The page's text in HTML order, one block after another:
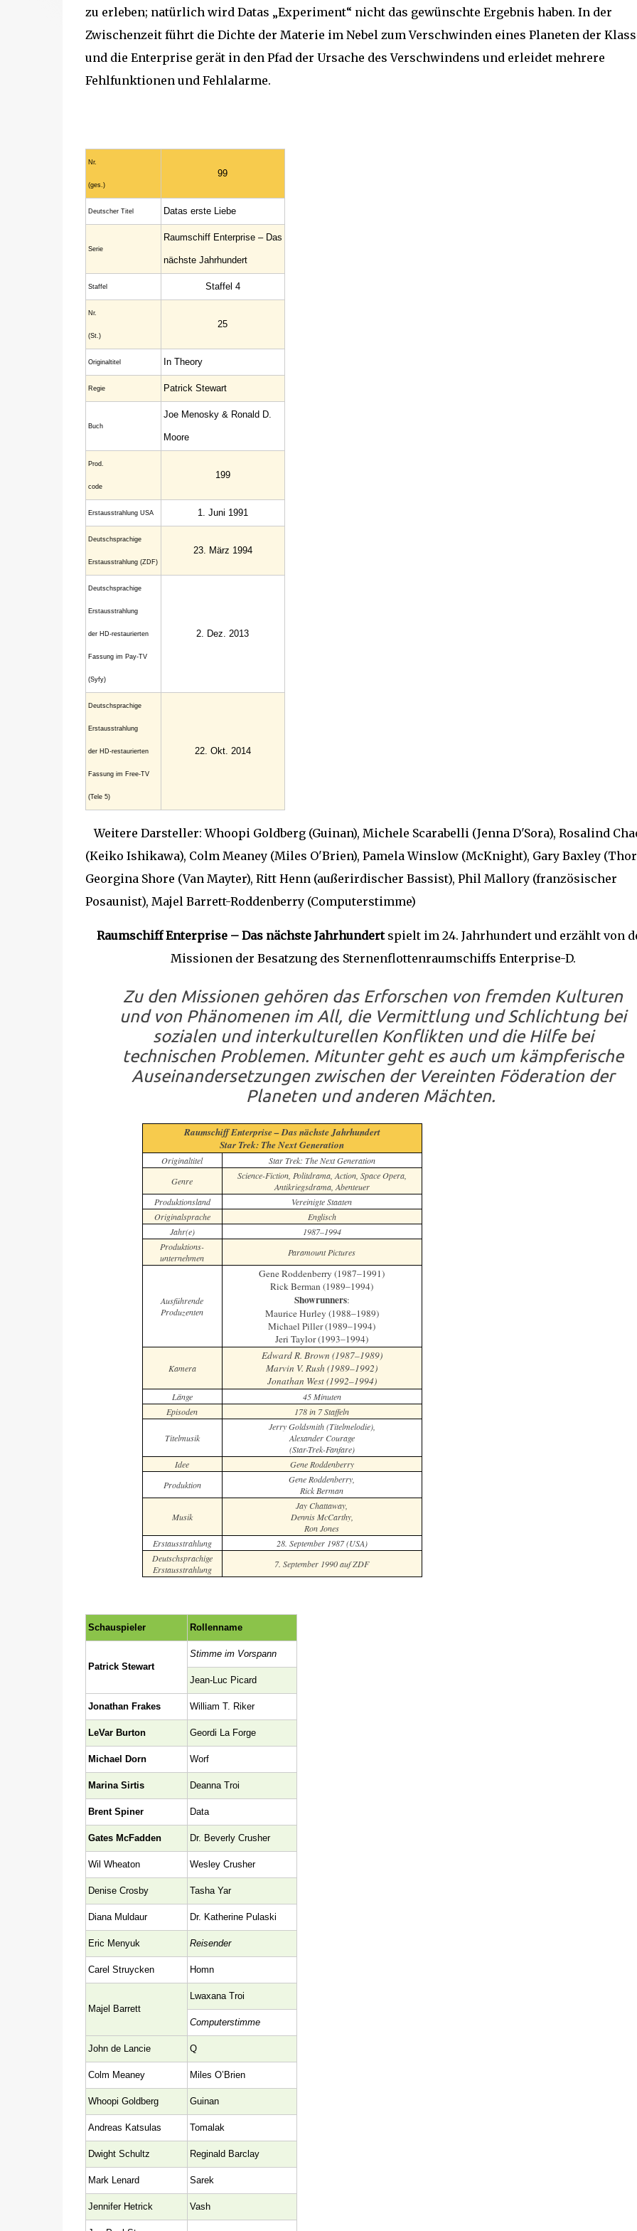
zu erleben; natürlich wird Datas „Experiment“ nicht das gewünschte Ergebnis haben. In der
Zwischenzeit führt die Dichte der Materie im Nebel zum Verschwinden eines Planeten der
und die Enterprise gerät in den Pfad der Ursache des Verschwindens und erleidet mehrere
Fehlfunktionen und Fehlalarme.
Nr.
(ges.)
99
Deutscher Titel Datas erste Liebe
Serie
Raumschiff Enterprise – Das
nächste Jahrhundert
Staffel Staffel 4
Nr.
(St.)
25
Original­titel In Theory
Regie Patrick Stewart
Buch
Joe Menosky & Ronald D.
Moore
Prod.
code
199
Erstaus­strahlung USA 1. Juni 1991
Deutsch­sprachige
Erstaus­strahlung (ZDF)
23. März 1994
Deutschsprachige
Erstausstrahlung
der HD-restaurierten
Fassung im Pay-TV
(Syfy)
2. Dez. 2013
Deutschsprachige
Erstausstrahlung
der HD-restaurierten
Fassung im Free-TV
(Tele 5)
22. Okt. 2014
Weitere Darsteller: Whoopi Goldberg (Guinan), Michele Scarabelli (Jenna D'Sora), Rosalind
(Keiko Ishikawa), Colm Meaney (Miles O'Brien), Pamela Winslow (McKnight), Gary Baxley
Georgina Shore (Van Mayter), Ritt Henn (außerirdischer Bassist), Phil Mallory (französischer
Posaunist), Majel Barrett-Roddenberry (Computerstimme)
Raumschiff Enterprise – Das nächste Jahrhundertspielt im 24. Jahrhundert und erzählt von
Missionen der Besatzung des Sternenflottenraumschiffs Enterprise-D.
Zu den Missionen gehören das Erforschen von fremden Kulturen
und von Phänomenen im All, die Vermittlung und Schlichtung bei
sozialen und interkulturellen Konflikten und die Hilfe bei
technischen Problemen. Mitunter geht es auch um kämpferische
Auseinandersetzungen zwischen der Vereinten Föderation der
Planeten und anderen Mächten.
Raumschiff Enterprise – Das nächste Jahrhundert
Star Trek: The Next Generation
Originaltitel
Star Trek: The Next Generation
Genre
Science-Fiction, Politdrama, Action, Space Opera,
Antikriegsdrama, Abenteuer
Produktionsland
Vereinigte Staaten
Originalsprache
Englisch
Jahr(e)
1987–1994
Produktions-
unternehmen
Paramount Pictures
Ausführende
Produzenten
Gene Roddenberry (1987–1991)
Rick Berman (1989–1994)
Showrunners:
Maurice Hurley (1988–1989)
Michael Piller (1989–1994)
Jeri Taylor (1993–1994)
Kamera
Edward R. Brown (1987–1989)
Marvin V. Rush (1989–1992)
Jonathan West (1992–1994)
Länge
45 Minuten
Episoden
178 in 7 Staffeln
Titelmusik
Jerry Goldsmith (Titelmelodie),
Alexander Courage
(Star-Trek-Fanfare)
Idee
Gene Roddenberry
Produktion
Gene Roddenberry,
Rick Berman
Musik
Jay Chattaway,
Dennis McCarthy,
Ron Jones
Erstausstrahlung
28. September 1987 (USA)
Deutschsprachige
Erstausstrahlung
7. September 1990 auf ZDF
Schauspieler Rollenname
Patrick Stewart
Stimme im Vorspann
Jean-Luc Picard
Jonathan Frakes William T. Riker
LeVar Burton Geordi La Forge
Michael Dorn Worf
Marina Sirtis Deanna Troi
Brent Spiner Data
Gates McFadden Dr. Beverly Crusher
Wil Wheaton Wesley Crusher
Denise Crosby Tasha Yar
Diana Muldaur Dr. Katherine Pulaski
Eric Menyuk Reisender
Carel Struycken Homn
Majel Barrett
Lwaxana Troi
Computerstimme
John de Lancie Q
Colm Meaney Miles O’Brien
Whoopi Goldberg Guinan
Andreas Katsulas Tomalak
Dwight Schultz Reginald Barclay
Mark Lenard Sarek
Jennifer Hetrick Vash